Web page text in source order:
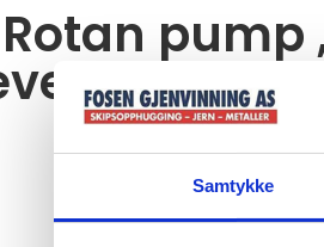
Samtykke
Rotan pump
2,5″-2,5″